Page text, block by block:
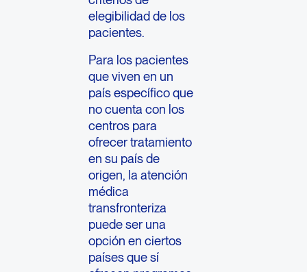
elegibilidad de los
pacientes.
Para los pacientes
que viven en un
país específico que
no cuenta con los
centros para
ofrecer tratamiento
en su país de
origen, la atención
médica
transfronteriza
puede ser una
opción en ciertos
países que sí